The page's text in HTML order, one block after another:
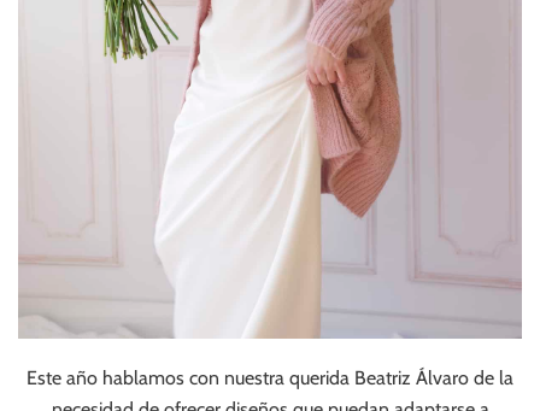
Este año hablamos con nuestra querida Beatriz Álvaro de la